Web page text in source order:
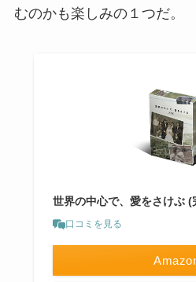
むのかも楽しみの１つだ。
世界の中心で、愛をさけぶ
口コミを見る